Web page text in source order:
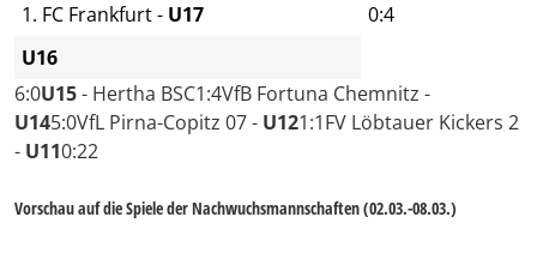
1. FC Frankfurt - U17
0:4
U16
6:0U15- Hertha BSC1:4VfB Fortuna Chemnitz -
U145:0VfL Pirna-Copitz 07 - U121:1FV Löbtauer Kickers 2
- U110:22
Vorschau auf die Spiele der Nachwuchsmannschaften (02.03.-08.03.)